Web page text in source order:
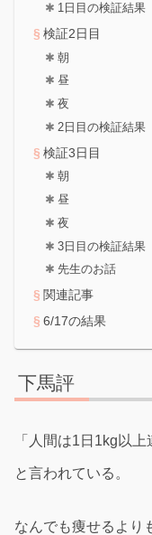
1日目の検証結果
検証2日目
朝
昼
夜
2日目の検証結果
検証3日目
朝
昼
夜
3日目の検証結果
先生のお話
関連記事
6/17の結果
下馬評
「人間は1日1kg以
と言われている。
なんでも痩せるより